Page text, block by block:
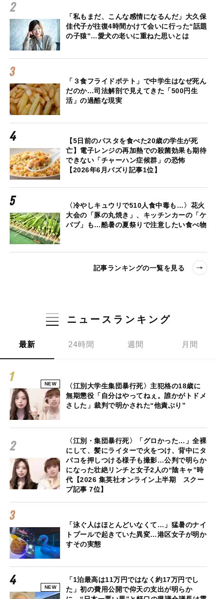
「私もまだ、こんな感情になるんだ」大久保
佳代子が往復4時間かけて会いに行った“話題
の子猿”…愛犬の老いに重ねた思いとは
「３食フライドポテト」で中学生はなぜ死ん
だのか…司法解剖で見えてきた「500円生
活」の過酷な現実
【5日前のパスタを食べた20歳の学生が死
亡】電子レンジの再加熱での殺菌効果も期待
できない「チャーハン症候群」の恐怖
【2026年6月バズり記事1位】
〈冷やしキュウリで510人食中毒も…〉花火
大会の「豚の丸焼き」、キッチンカーの「ケ
バブ」も…酷暑の夏祭りで注意したい食べ物
記事ランキングの一覧を見る
ニュースランキング
最新 24時間 週間 月間
NEW
〈江別大学生集団暴行死〉主犯格の18歳に
無期懲役「自分はやってねぇ。誰かがトドメ
さした」裁判で明かされた“他責ぶり”
〈江別・集団暴行死〉「グロかった…」全裸
にして、髪にライターで火をつけ、背中にタ
バコを押しつける様子も撮影…公判で明らか
になった壮絶リンチと女子2人の“陰キャ”時
代【2026 集英社オンライン上半期 スクー
プ記事 7位】
「泳ぐ人はほとんどいなくて…」猛暑のナイ
トプールで起きていた異変…港区女子が明か
すその実態
NEW
「1泊最高は11万円ではなく約17万円でし
た」初の費用公開で仰天の支出が明らか